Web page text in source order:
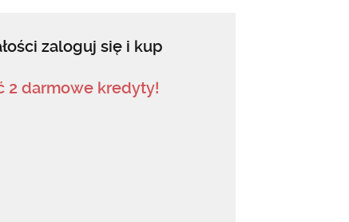
zaloguj się i kup
2 darmowe kredyty!